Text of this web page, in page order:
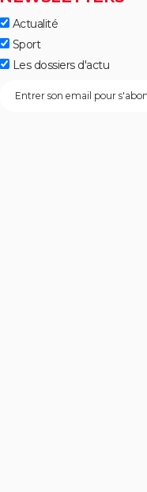
Actualité
Sport
Les dossiers d'actu